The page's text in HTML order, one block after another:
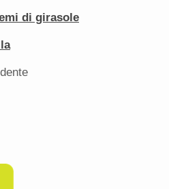
di girasole